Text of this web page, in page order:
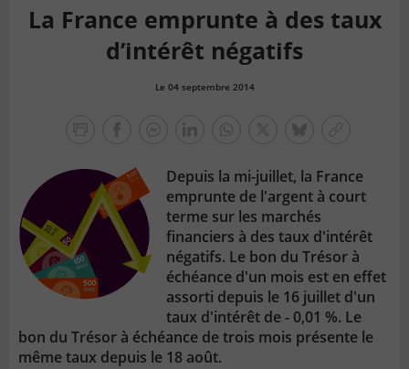
La France emprunte à des taux
d’intérêt négatifs
Le 04 septembre 2014
lien
Depuis la mi-juillet, la France
emprunte de l'argent à court
terme sur les marchés
financiers à des taux d'intérêt
négatifs. Le bon du Trésor à
échéance d'un mois est en effet
assorti depuis le 16 juillet d'un
taux d'intérêt de - 0,01 %. Le
bon du Trésor à échéance de trois mois présente le
même taux depuis le 18 août.